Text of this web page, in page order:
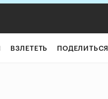
ВЗЛЕТЕТЬ ПОДЕЛИТЬСЯ